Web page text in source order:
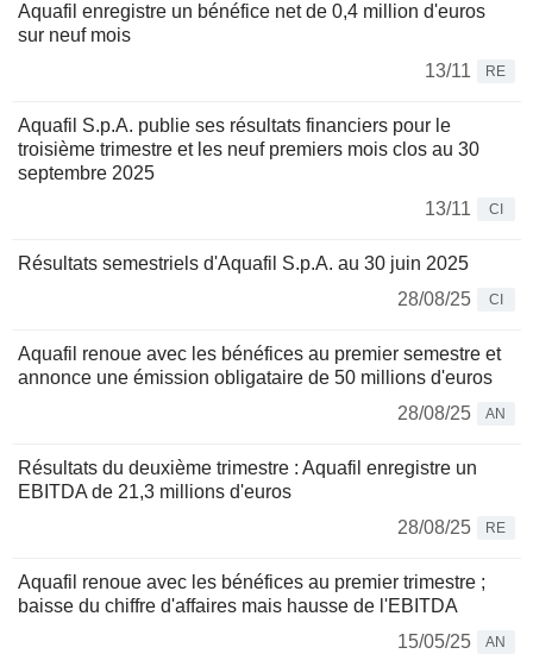
Aquafil enregistre un bénéfice net de 0,4 million d'euros
sur neuf mois
13/11
RE
Aquafil S.p.A. publie ses résultats financiers pour le
troisième trimestre et les neuf premiers mois clos au 30
septembre 2025
13/11
CI
Résultats semestriels d'Aquafil S.p.A. au 30 juin 2025
28/08/25
CI
Aquafil renoue avec les bénéfices au premier semestre et
annonce une émission obligataire de 50 millions d'euros
28/08/25
AN
Résultats du deuxième trimestre : Aquafil enregistre un
EBITDA de 21,3 millions d'euros
28/08/25
RE
Aquafil renoue avec les bénéfices au premier trimestre ;
baisse du chiffre d'affaires mais hausse de l'EBITDA
15/05/25
AN